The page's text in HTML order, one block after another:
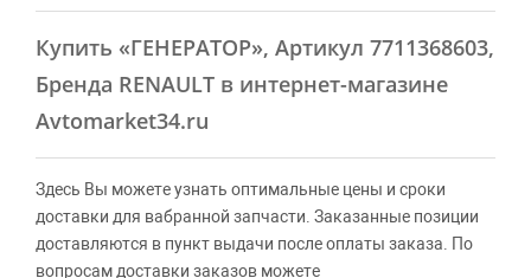
Купить «ГЕНЕРАТОР», Артикул 7711368603,
Бренда RENAULT в интернет-магазине
Avtomarket34.ru
Здесь Вы можете узнать оптимальные цены и сроки
доставки для вабранной запчасти. Заказанные позиции
доставляются в пункт выдачи после оплаты заказа. По
вопросам доставки заказов можете